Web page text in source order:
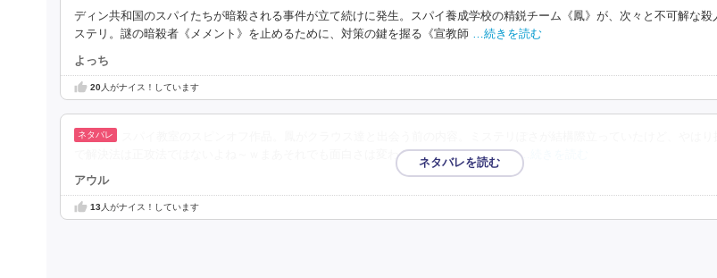
ディン共和国のスパイたちが暗殺される事件が立て続けに発生。スパイ養成学校の精鋭チーム《鳳》が、次々と不可解な殺
ステリ。謎の暗殺者《メメント》を止めるために、対策の鍵を握る《宣教師 …続きを読む
よっち
20人がナイス！しています
で解決法は正攻法ではないよね～ｗまあそれでも面白さは変わらないのがすごいな。 …続きを読む
アウル
13人がナイス！しています